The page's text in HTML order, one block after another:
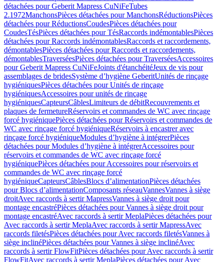
détachées pour Geberit Mapress CuNiFeTubes
2.1972ManchonsPièces détachées pour ManchonsRéductionsPièces
détachées pour RéductionsCoudesPièces détachées pour
CoudesTésPièces détachées pour TésRaccords indémontablesPièces
détachées pour Raccords indémontablesRaccords et raccordements,
démontablesPièces détachées pour Raccords et raccordements,
démontablesTraverséesPièces détachées pour TraverséesAccessoires
pour Geberit Mapress CuNiFeJoints d'étanchéitéJeux de vis pour
assemblages de bridesSystème d’hygiène GeberitUnités de rinçage
hygiéniquesPièces détachées pour Unités de rinçage
hygiéniquesAccessoires pour unités de rinçage
hygiéniquesCapteursCâblesLimiteurs de débitRecouvrements et
plaques de fermetureRéservoirs et commandes de WC avec rinçage
forcé hygiéniquePièces détachées pour Réservoirs et commandes de
WC avec rinçage forcé hygiéniqueRéservoirs à encastrer avec
rinçage forcé hygiéniqueModules d’hygiène à intégrerPièces
détachées pour Modules d’hygiène à intégrerAccessoires pour
réservoirs et commandes de WC avec rinçage forcé
hygiéniquePièces détachées pour Accessoires pour réservoirs et
commandes de WC avec rinçage forcé
hygiéniqueCapteursCâblesBlocs d’alimentationPièces détachées
pour Blocs d’alimentationComposants réseauVannesVannes à siège
droitAvec raccords à sertir MapressVannes à siège droit pour
montage encastréPièces détachées pour Vannes à siège droit pour
montage encastréAvec raccords à sertir MeplaPièces détachées pour
Avec raccords à sertir MeplaAvec raccords à sertir MapressAvec
raccords filetésPièces détachées pour Avec raccords filetésVannes à
siège inclinéPièces détachées pour Vannes à siège inclinéAvec
raccords à sertir FlowFitPièces détachées pour Avec raccords à sertir
FlowFitAvec raccords à sertir MeplaPièces détachées pour Avec